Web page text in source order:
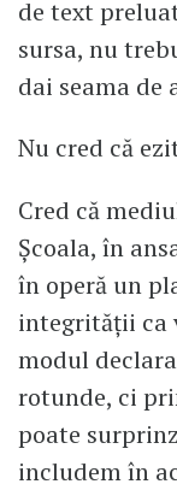
de text
sursa, nu
dai seama de
Nu cred că
Cred că
Școala, în
în operă un
integrității ca
modul
rotunde, ci
poate
includem în